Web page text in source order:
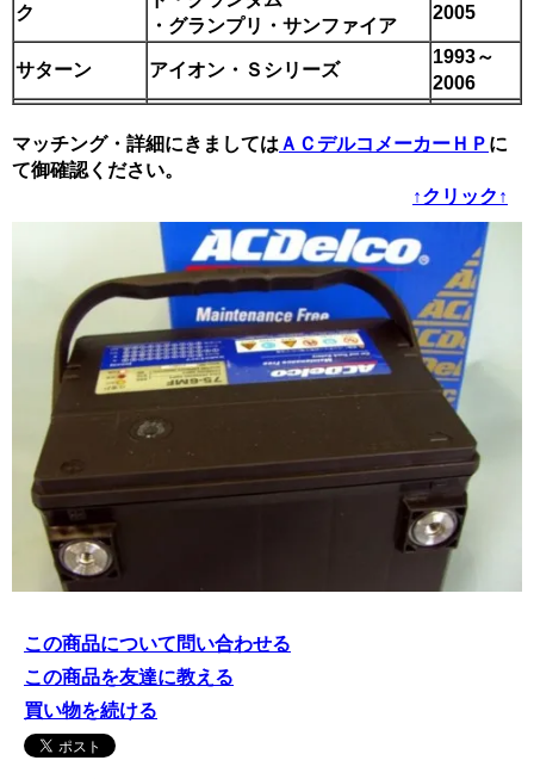
ク
・グランプリ・サンファイア
2005
サターン アイオン・Ｓシリーズ
1993～
2006
マッチング・詳細にきましては ＡＣデルコメーカーＨＰ に
て御確認ください。
↑クリック↑
この商品について問い合わせる
この商品を友達に教える
買い物を続ける